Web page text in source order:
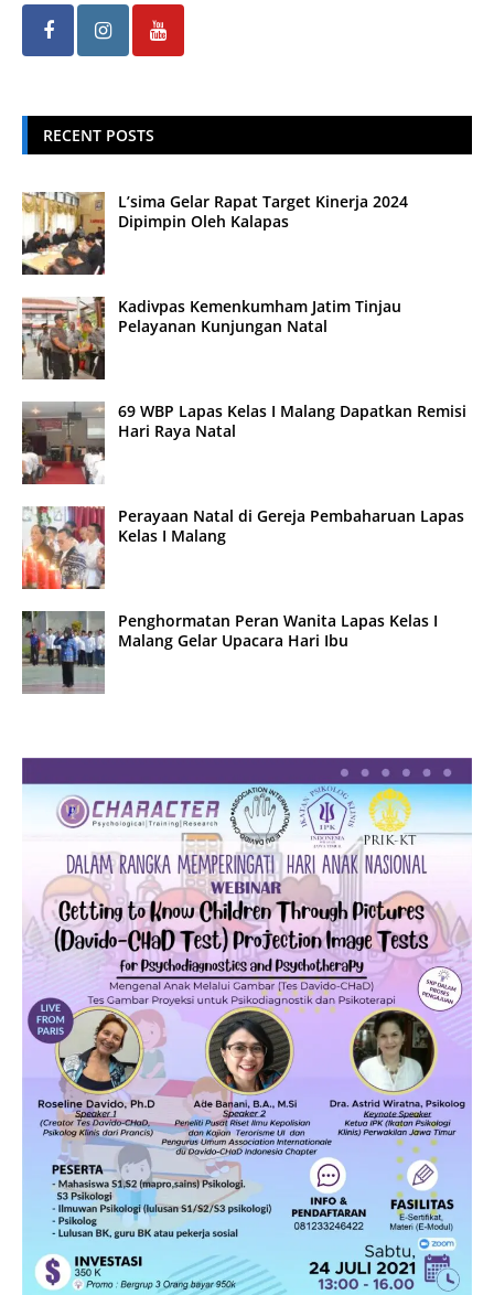
RECENT POSTS
L’sima Gelar Rapat Target Kinerja 2024
Dipimpin Oleh Kalapas
Kadivpas Kemenkumham Jatim Tinjau
Pelayanan Kunjungan Natal
69 WBP Lapas Kelas I Malang Dapatkan Remisi
Hari Raya Natal
Perayaan Natal di Gereja Pembaharuan Lapas
Kelas I Malang
Penghormatan Peran Wanita Lapas Kelas I
Malang Gelar Upacara Hari Ibu